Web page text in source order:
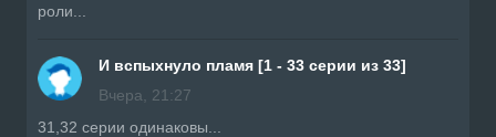
роли...
И вспыхнуло пламя [1 - 33 серии из 33]
Вчера, 21:27
31,32 серии одинаковы...